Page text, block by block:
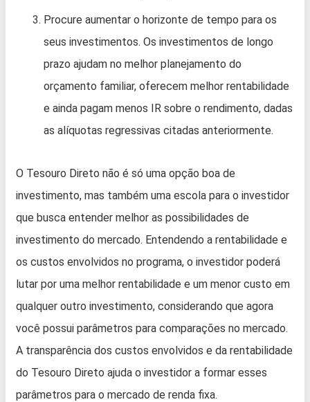
Procure aumentar o horizonte de tempo para os
seus investimentos. Os investimentos de longo
prazo ajudam no melhor planejamento do
orçamento familiar, oferecem melhor rentabilidade
e ainda pagam menos IR sobre o rendimento, dadas
as alíquotas regressivas citadas anteriormente.
O Tesouro Direto não é só uma opção boa de
investimento, mas também uma escola para o investidor
que busca entender melhor as possibilidades de
investimento do mercado. Entendendo a rentabilidade e
os custos envolvidos no programa, o investidor poderá
lutar por uma melhor rentabilidade e um menor custo em
qualquer outro investimento, considerando que agora
você possui parâmetros para comparações no mercado.
A transparência dos custos envolvidos e da rentabilidade
do Tesouro Direto ajuda o investidor a formar esses
parâmetros para o mercado de renda fixa.